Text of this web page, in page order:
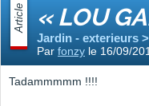
Article « LOU
Jardin - exterieurs
Par fonzy le 16/09/
Tadammmmm !!!!